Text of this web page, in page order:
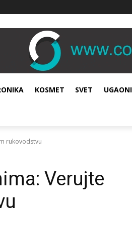
KOSMET SVET
rukovodstvu
Verujte